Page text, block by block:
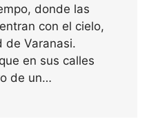
donde las
con el cielo,
de Varanasi.
en sus calles
de un…